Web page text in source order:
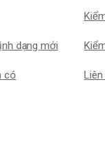
dạng mới
có Liên